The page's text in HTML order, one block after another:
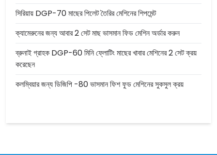
সিরিয়ায় DGP-70 মাছের পিলেট তৈরির মেশিনের শিপমেন্ট
ক্যামেরুনের জন্য আবার 2 সেট মাছ ভাসমান ফিড মেশিন অর্ডার করুন
ব্রুনাই গ্রাহক DGP-60 মিনি ফ্লোটিং মাছের খাবার মেশিনের 2 সেট ক্রয়
করেছেন
কলম্বিয়ার জন্য ডিজিপি -80 ভাসমান ফিশ ফুড মেশিনের সুকসুল ক্রয়